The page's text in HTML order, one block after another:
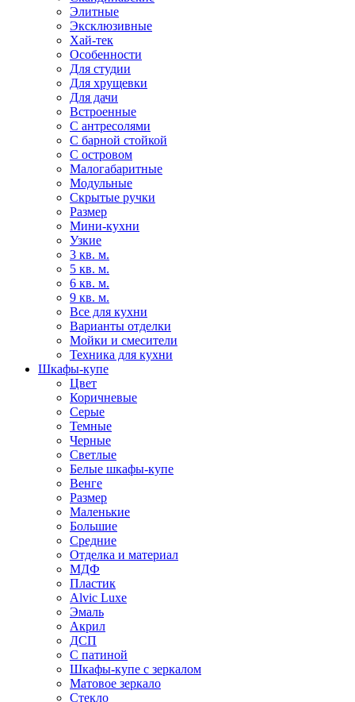
Элитные
Эксклюзивные
Хай-тек
Особенности
Для студии
Для хрущевки
Для дачи
Встроенные
С антресолями
С барной стойкой
С островом
Малогабаритные
Модульные
Скрытые ручки
Размер
Мини-кухни
Узкие
3 кв. м.
5 кв. м.
6 кв. м.
9 кв. м.
Все для кухни
Варианты отделки
Мойки и смесители
Техника для кухни
Шкафы-купе
Цвет
Коричневые
Серые
Темные
Черные
Светлые
Белые шкафы-купе
Венге
Размер
Маленькие
Большие
Средние
Отделка и материал
МДФ
Пластик
Alvic Luxe
Эмаль
Акрил
ДСП
С патиной
Шкафы-купе с зеркалом
Матовое зеркало
Стекло